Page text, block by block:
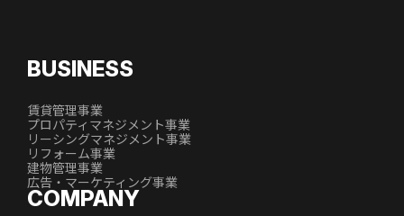
BUSINESS
賃貸管理事業
プロパティマネジメント事業
リーシングマネジメント事業
リフォーム事業
建物管理事業
広告・マーケティング事業
COMPANY